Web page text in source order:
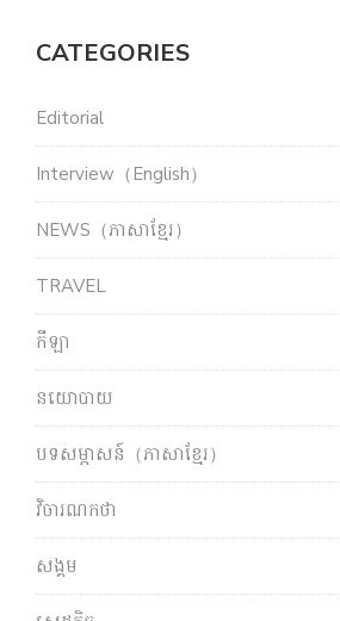
CATEGORIES
Editorial
Interview（English）
NEWS（ភាសាខ្មែរ）
TRAVEL
កីឡា
នយោបាយ
បទសម្ភាសន៍（ភាសាខ្មែរ）
វិចារណកថា
សង្គម